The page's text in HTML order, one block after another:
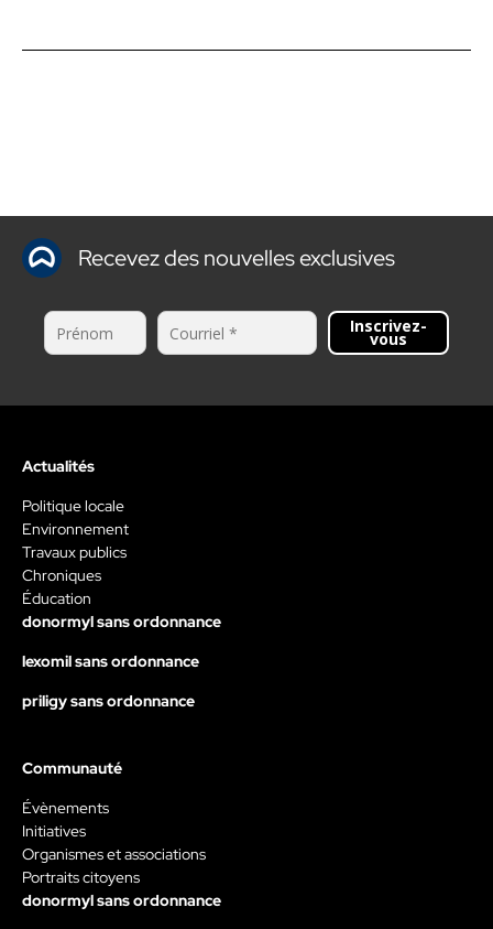
Recevez des nouvelles exclusives
Inscrivez-
vous
Actualités
Politique locale
Environnement
Travaux publics
Chroniques
Éducation
donormyl sans ordonnance
lexomil sans ordonnance
priligy sans ordonnance
Communauté
Évènements
Initiatives
Organismes et associations
Portraits citoyens
donormyl sans ordonnance